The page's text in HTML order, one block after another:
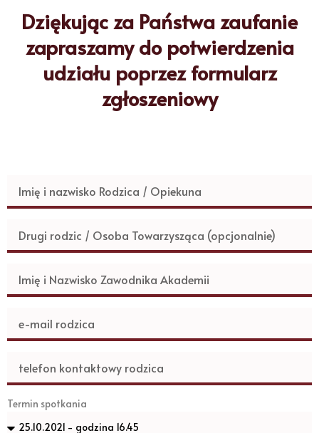
Dziękując za Państwa zaufanie
zapraszamy do potwierdzenia
udziału poprzez formularz
zgłoszeniowy
Termin spotkania